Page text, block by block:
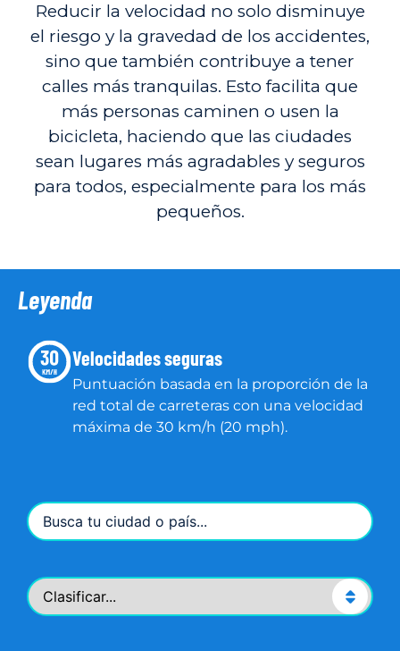
Reducir la velocidad no solo disminuye
el riesgo y la gravedad de los accidentes,
sino que también contribuye a tener
calles más tranquilas. Esto facilita que
más personas caminen o usen la
bicicleta, haciendo que las ciudades
sean lugares más agradables y seguros
para todos, especialmente para los más
pequeños.